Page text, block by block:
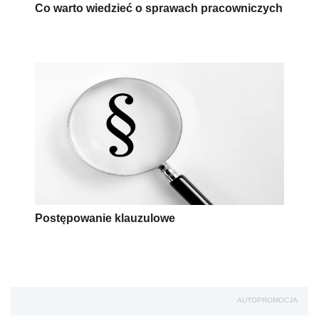
Co warto wiedzieć o sprawach pracowniczych
Postępowanie klauzulowe
AUTOPROMOCJA